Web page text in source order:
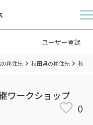
ユーザー登録
移住先 秋田県の移住先 秋田
ワークショップ
0